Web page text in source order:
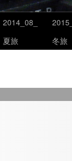
2014_08_
夏旅
冬旅